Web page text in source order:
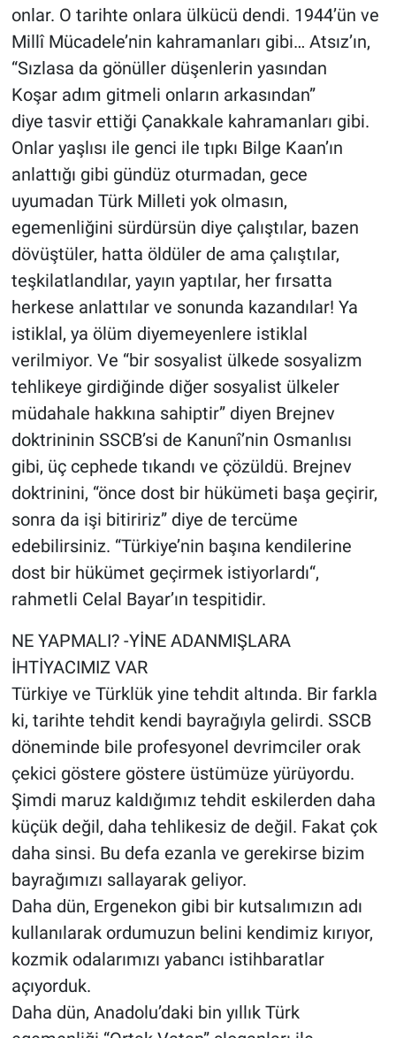
onlar. O tarihte onlara ülkücü dendi. 1944’ün ve
Millî Mücadele’nin kahramanları gibi… Atsız’ın,
“Sızlasa da gönüller düşenlerin yasından
Koşar adım gitmeli onların arkasından”
diye tasvir ettiği Çanakkale kahramanları gibi.
Onlar yaşlısı ile genci ile tıpkı Bilge Kaan’ın
anlattığı gibi gündüz oturmadan, gece
uyumadan Türk Milleti yok olmasın,
egemenliğini sürdürsün diye çalıştılar, bazen
dövüştüler, hatta öldüler de ama çalıştılar,
teşkilatlandılar, yayın yaptılar, her fırsatta
herkese anlattılar ve sonunda kazandılar! Ya
istiklal, ya ölüm diyemeyenlere istiklal
verilmiyor. Ve “bir sosyalist ülkede sosyalizm
tehlikeye girdiğinde diğer sosyalist ülkeler
müdahale hakkına sahiptir” diyen Brejnev
doktrininin SSCB’si de Kanunî’nin Osmanlısı
gibi, üç cephede tıkandı ve çözüldü. Brejnev
doktrinini, “önce dost bir hükümeti başa geçirir,
sonra da işi bitiririz” diye de tercüme
edebilirsiniz. “Türkiye’nin başına kendilerine
dost bir hükümet geçirmek istiyorlardı“,
rahmetli Celal Bayar’ın tespitidir.
NE YAPMALI? -YİNE ADANMIŞLARA
İHTİYACIMIZ VAR
Türkiye ve Türklük yine tehdit altında. Bir farkla
ki, tarihte tehdit kendi bayrağıyla gelirdi. SSCB
döneminde bile profesyonel devrimciler orak
çekici göstere göstere üstümüze yürüyordu.
Şimdi maruz kaldığımız tehdit eskilerden daha
küçük değil, daha tehlikesiz de değil. Fakat çok
daha sinsi. Bu defa ezanla ve gerekirse bizim
bayrağımızı sallayarak geliyor.
Daha dün, Ergenekon gibi bir kutsalımızın adı
kullanılarak ordumuzun belini kendimiz kırıyor,
kozmik odalarımızı yabancı istihbaratlar
açıyorduk.
Daha dün, Anadolu’daki bin yıllık Türk